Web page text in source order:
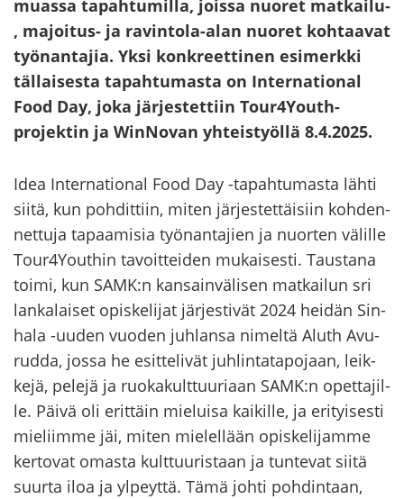
muas­sa ta­pah­tu­mil­la, jois­sa nuo­ret matkailu-​
, majoitus-​ ja ravintola-​alan nuo­ret koh­taa­vat
työ­nan­ta­jia. Yksi kon­kreet­ti­nen esi­merk­ki
täl­lai­ses­ta ta­pah­tu­mas­ta on In­ter­na­tio­nal
Food Day, joka jär­jes­tet­tiin Tour4Youth-​
projektin ja WinNovan yh­teis­työl­lä 8.4.2025.
Idea In­ter­na­tio­nal Food Day -​tapahtumasta lähti
siitä, kun poh­dit­tiin, miten jär­jes­tet­täi­siin koh­den­
net­tu­ja ta­paa­mi­sia työ­nan­ta­jien ja nuor­ten vä­lil­le
Tour4Yout­hin ta­voit­tei­den mu­kai­ses­ti. Taus­ta­na
toimi, kun SAMK:n kan­sain­vä­li­sen mat­kai­lun sri
lan­ka­lai­set opis­ke­li­jat jär­jes­ti­vät 2024 hei­dän Sin­
ha­la -​uuden vuo­den juh­lan­sa ni­mel­tä Aluth Avu­
rud­da, jossa he esit­te­li­vät juh­lin­ta­ta­po­jaan, leik­
ke­jä, pe­le­jä ja ruo­ka­kult­tuu­ri­aan SAMK:n opet­ta­jil­
le. Päivä oli erit­täin mie­lui­sa kai­kil­le, ja eri­tyi­ses­ti
mie­liim­me jäi, miten mie­lel­lään opis­ke­li­jam­me
ker­to­vat omas­ta kult­tuu­ris­taan ja tun­te­vat siitä
suur­ta iloa ja yl­peyt­tä. Tämä johti poh­din­taan,